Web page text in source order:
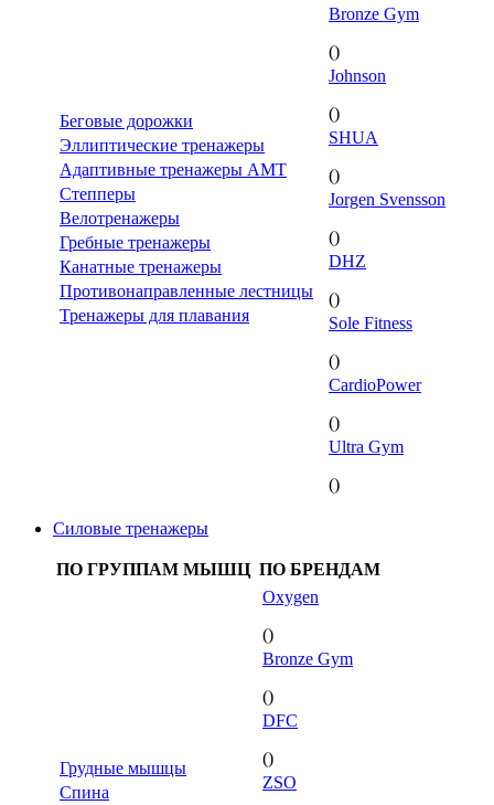
Беговые дорожки
Эллиптические тренажеры
Адаптивные тренажеры AMT
Степперы
Велотренажеры
Гребные тренажеры
Канатные тренажеры
Противонаправленные лестницы
Тренажеры для плавания
Bronze Gym
()
Johnson
()
SHUA
()
Jorgen Svensson
()
DHZ
()
Sole Fitness
()
CardioPower
()
Ultra Gym
()
Силовые тренажеры
ПО ГРУППАМ МЫШЦ ПО БРЕНДАМ
Грудные мышцы
Спина
Oxygen
()
Bronze Gym
()
DFC
()
ZSO